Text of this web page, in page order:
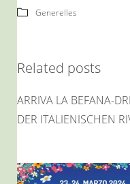
Generelles
Related posts
ARRIVA LA BEFANA-
DER ITALIENISCHEN